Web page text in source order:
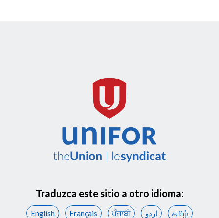
Traduzca este sitio a otro idioma:
English Français ਪੰਜਾਬੀ اردو தமிழ்